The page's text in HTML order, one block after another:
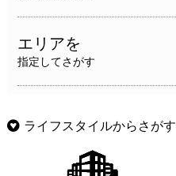
エリアを
指定してさがす
ライフスタイルからさがす